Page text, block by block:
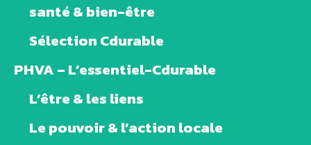
santé & bien-être
Sélection Cdurable
PHVA – L’essentiel-Cdurable
L’être & les liens
Le pouvoir & l’action locale